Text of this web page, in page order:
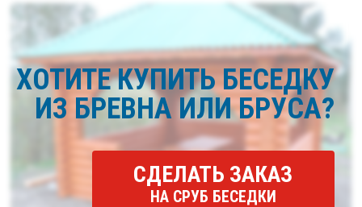
ХОТИТЕ КУПИТЬ БЕСЕДКУ
ИЗ БРЕВНА ИЛИ БРУСА?
СДЕЛАТЬ ЗАКАЗ
НА СРУБ БЕСЕДКИ